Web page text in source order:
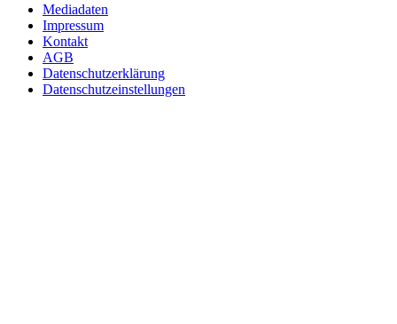
Mediadaten
Impressum
Kontakt
AGB
Datenschutzerklärung
Datenschutzeinstellungen